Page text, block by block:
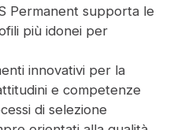
Permanent supporta le
più idonei per
innovativi per la
e competenze
di selezione